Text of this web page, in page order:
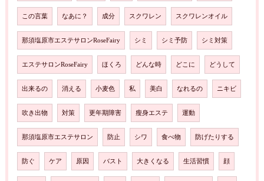
この言葉 なあに？ 成分 スクワレン スクワレンオイル
那須塩原市エステサロンRoseFairy シミ シミ予防 シミ対策
エステサロンRoseFairy ほくろ どんな時 どこに どうして
出来るの 消える 小麦色 私 美白 なれるの ニキビ
吹き出物 対策 更年期障害 瘦身エステ 運動
那須塩原市エステサロン 防止 シワ 食べ物 防げたりする
防ぐ ケア 原因 バスト 大きくなる 生活習慣 顔